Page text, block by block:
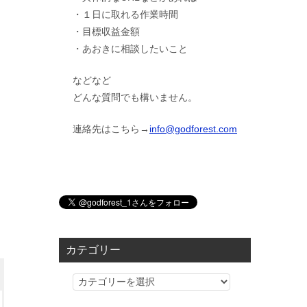
・１日に取れる作業時間
・目標収益金額
・あおきに相談したいこと
などなど
どんな質問でも構いません。
連絡先はこちら→ info@godforest.com
カテゴリー
カ